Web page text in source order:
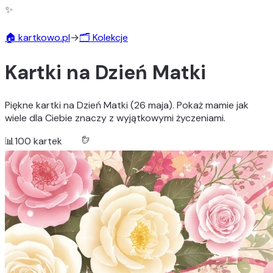
✨
🏠 kartkowo.pl→🗂️ Kolekcje
Kartki na Dzień Matki
Piękne kartki na Dzień Matki (26 maja). Pokaż mamie jak
wiele dla Ciebie znaczy z wyjątkowymi życzeniami.
📊100 kartek